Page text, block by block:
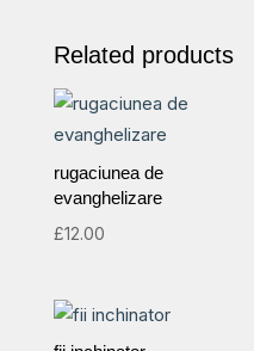
Related products
rugaciunea de
evanghelizare
£12.00